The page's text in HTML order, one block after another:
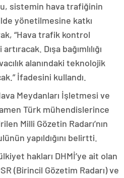
sistemin hava trafiğinin
yönetilmesine katkı
“Hava trafik kontrol
Dışa bağımlılığı
alanındaki teknolojik
İfadesini kullandı.
Meydanları İşletmesi ve
Türk mühendislerince
Milli Gözetin Radarı’nın
yapıldığını belirtti.
hakları DHMİ’ye ait olan
(Birincil Gözetim Radarı) ve